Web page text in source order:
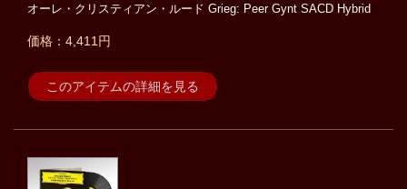
オーレ・クリスティアン・ルード Grieg: Peer Gynt SACD Hybrid
価格：4,411円
このアイテムの詳細を見る